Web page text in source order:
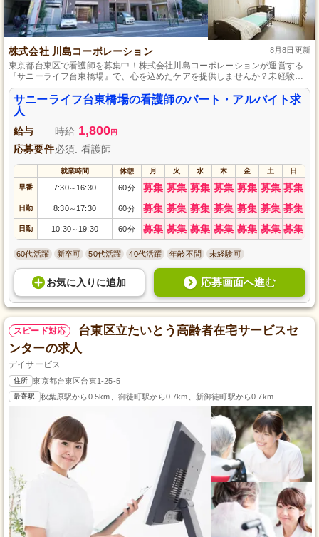
株式会社 川島コーポレーション 8月8日更新
東京都台東区で看護師を募集中！株式会社川島コーポレーションが運営する
『サニーライフ台東橋場』で、心を込めたケアを提供しませんか？未経験者
でも安心の指導体制が整っており、柔軟な勤務スケジュールが可能です。プ
ライベートとの両立を大切にし、働きやすい環境を提供しています。人々の
生活の質の向上を目指し、充実感と喜びを感じられるこのお仕事にぜひご応
募ください。
サニーライフ台東橋場の看護師のパート・アルバイト求
人
給与 時給 1,800円
応募要件必須: 看護師
就業時間 休憩 月 火 水 木 金 土 日
早番 7:30～ 16:30 60分 募集 募集 募集 募集 募集 募集 募集
日勤 8:30～ 17:30 60分 募集 募集 募集 募集 募集 募集 募集
日勤 10:30～ 19:30 60分 募集 募集 募集 募集 募集 募集 募集
60代活躍 新卒可 50代活躍 40代活躍 年齢不問 未経験可
お気に入り に追加 応募画面へ進む
スピード対応
台東区立たいとう高齢者在宅サービスセ
ンターの求人
デイサービス
住所 東京都台東区台東1-25-5
最寄駅 秋葉原駅から0.5km、御徒町駅から0.7km、新御徒町駅から0.7km